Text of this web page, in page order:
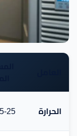
الحرارة 15-25